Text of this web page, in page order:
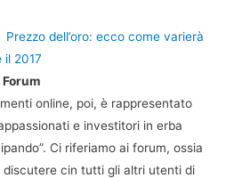
Prezzo dell’oro: ecco come varierà
il 2017
online, poi, è rappresentato
e investitori in erba
Ci riferiamo ai forum, ossia
cin tutti gli altri utenti di